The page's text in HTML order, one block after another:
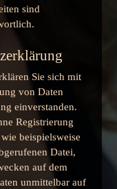
sind
Sie sich mit
von Daten
einverstanden.
Registrierung
beispielsweise
Datei,
auf dem
unmittelbar auf